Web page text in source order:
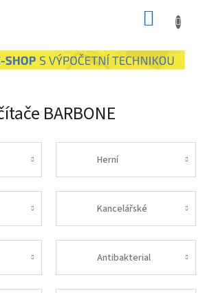
BARBONE
Herní
Kancelářské
Antibakterial